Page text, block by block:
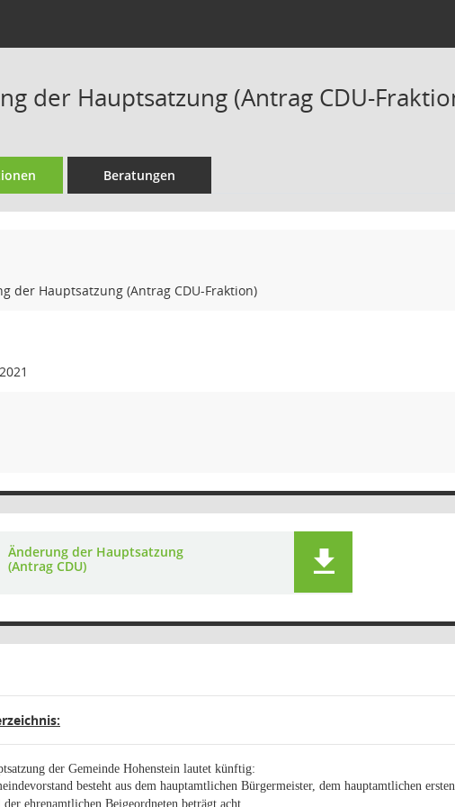
der Hauptsatzung (Antrag CDU-
Beratungen
der Hauptsatzung (Antrag CDU-Fraktion)
Änderung der Hauptsatzung
(Antrag CDU)
der Gemeinde Hohenstein lautet künftig:
besteht aus dem hauptamtlichen Bürgermeister, dem hauptamtlichen
ehrenamtlichen Beigeordneten beträgt acht.